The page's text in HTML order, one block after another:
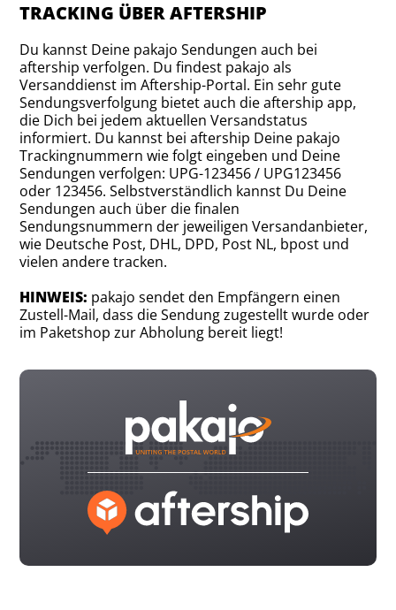
TRACKING ÜBER AFTERSHIP
Du kannst Deine pakajo Sendungen auch bei
aftership verfolgen. Du findest pakajo als
Versanddienst im Aftership-Portal. Ein sehr gute
Sendungsverfolgung bietet auch die aftership app,
die Dich bei jedem aktuellen Versandstatus
informiert. Du kannst bei aftership Deine pakajo
Trackingnummern wie folgt eingeben und Deine
Sendungen verfolgen: UPG-123456 / UPG123456
oder 123456. Selbstverständlich kannst Du Deine
Sendungen auch über die finalen
Sendungsnummern der jeweiligen Versandanbieter,
wie Deutsche Post, DHL, DPD, Post NL, bpost und
vielen andere tracken.
HINWEIS: pakajo sendet den Empfängern einen
Zustell-Mail, dass die Sendung zugestellt wurde oder
im Paketshop zur Abholung bereit liegt!